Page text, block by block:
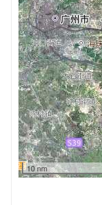
10 nm